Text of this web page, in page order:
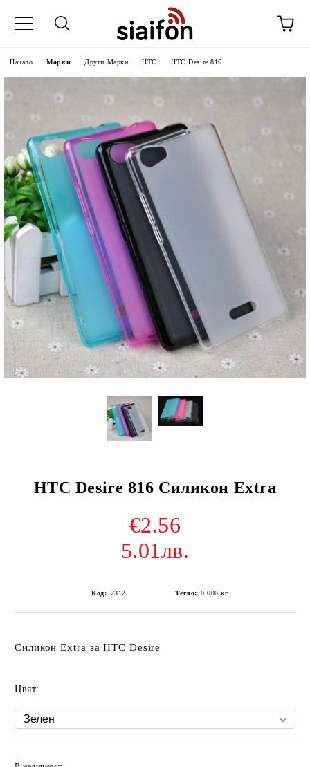
Начало Марки Други Марки HTC HTC Desire 816
HTC Desire 816 Силикон Extra
€2.56
5.01лв.
Код: 2312 Тегло: 0.000 кг
Силикон Extra за HTC Desire
Цвят: